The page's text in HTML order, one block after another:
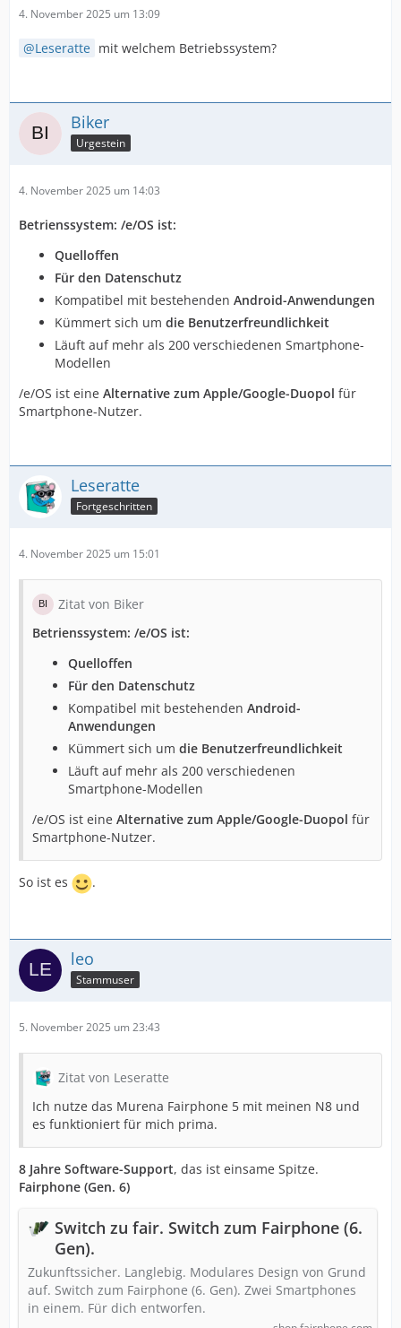
4. November 2025 um 13:09
Leseratte mit welchem Betriebssystem?
Biker
Urgestein
4. November 2025 um 14:03
Betrienssystem: /e/OS ist:
Quelloffen
Für den Datenschutz
Kompatibel mit bestehenden Android-Anwendungen
Kümmert sich um die Benutzerfreundlichkeit
Läuft auf mehr als 200 verschiedenen Smartphone-
Modellen
/e/OS ist eine Alternative zum Apple/Google-Duopol für
Smartphone-Nutzer.
Leseratte
Fortgeschritten
4. November 2025 um 15:01
Zitat von Biker
Betrienssystem: /e/OS ist:
Quelloffen
Für den Datenschutz
Kompatibel mit bestehenden Android-
Anwendungen
Kümmert sich um die Benutzerfreundlichkeit
Läuft auf mehr als 200 verschiedenen
Smartphone-Modellen
/e/OS ist eine Alternative zum Apple/Google-Duopol für
Smartphone-Nutzer.
So ist es .
leo
Stammuser
5. November 2025 um 23:43
Zitat von Leseratte
Ich nutze das Murena Fairphone 5 mit meinen N8 und
es funktioniert für mich prima.
8 Jahre Software-Support, das ist einsame Spitze.
Fairphone (Gen. 6)
Switch zu fair. Switch zum Fairphone (6.
Gen).
Zukunftssicher. Langlebig. Modulares Design von Grund
auf. Switch zum Fairphone (6. Gen). Zwei Smartphones
in einem. Für dich entworfen.